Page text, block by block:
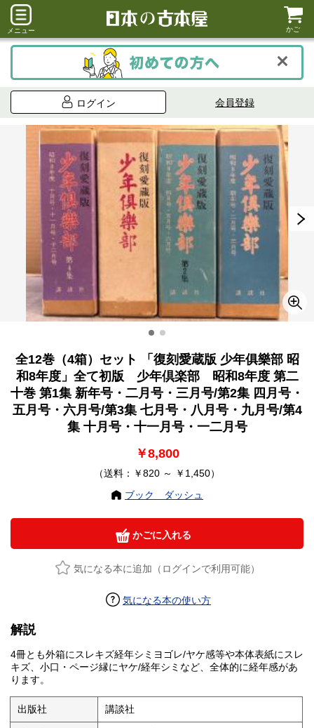
メニュー かご
ログイン 会員登録
全12巻（4箱）セット 「復刻愛蔵版 少年俱樂部 昭
和8年度」全て初版 少年倶楽部 昭和8年度 第二
十巻 第1集 新年号・二月号・三月号/第2集 四月号・
五月号・六月号/第3集 七月号・八月号・九月号/第4
集 十月号・十一月号・一二月号
￥8,800
（送料：￥820 ～ ￥1,450）
ブック ダッシュ
かごに入れる
気になる本に追加（ログインで利用可能）
気になる本の使い方
解説
4冊とも外箱にスレキズ経年シミヨゴレ/ヤケ感等や本体表紙にスレ
キズ、小口・ページ縁にヤケ/経年シミなど、全体的に経年感があ
ります。
出版社 講談社